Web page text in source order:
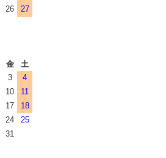
26
27
金
土
3
4
10
11
17
18
24
25
31